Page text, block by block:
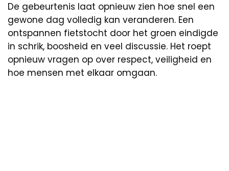
De gebeurtenis laat opnieuw zien hoe snel een
gewone dag volledig kan veranderen. Een
ontspannen fietstocht door het groen eindigde
in schrik, boosheid en veel discussie. Het roept
opnieuw vragen op over respect, veiligheid en
hoe mensen met elkaar omgaan.